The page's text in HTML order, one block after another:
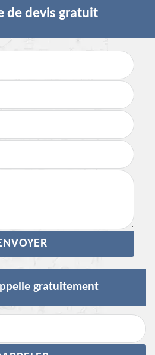
de devis gratuit
gratuitement